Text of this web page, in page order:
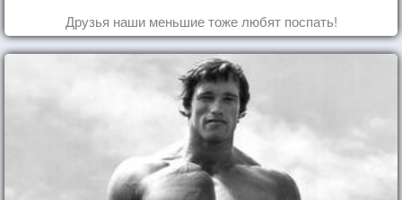
Друзья наши меньшие тоже любят поспать!